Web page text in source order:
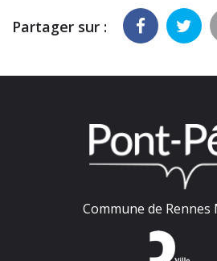
Partager sur :
Commune de